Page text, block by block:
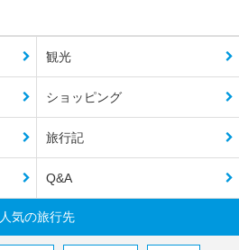
観光
ショッピング
旅行記
Q&A
人気の旅行先